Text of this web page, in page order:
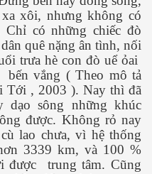
xôi, nhưng không có
Chỉ có những chiếc đò
quê nặng ân tình, nối
trưa hè con đò uể ỏai
bến vắng ( Theo mô tả
Tới , 2003 ). Nay thì đã
dạo sông những khúc
được. Không rỏ nay
lao chưa, vì hệ thống
3339 km, và 100 %
được
trung tâm. Cũng